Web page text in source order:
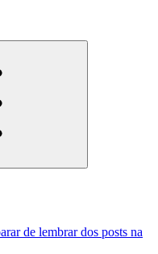
de lembrar dos posts na